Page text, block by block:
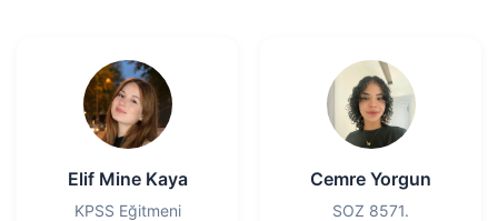
Elif Mine Kaya
KPSS Eğitmeni
Cemre Yorgun
SOZ 8571.